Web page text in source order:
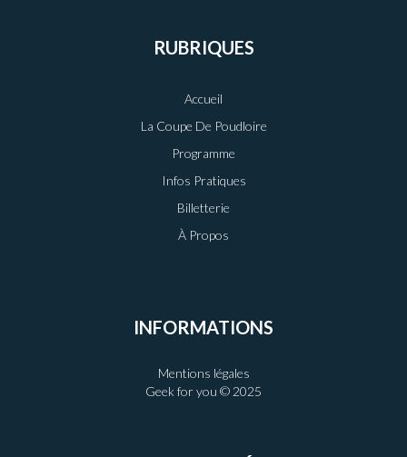
RUBRIQUES
Accueil
La Coupe De Poudloire
Programme
Infos Pratiques
Billetterie
À Propos
INFORMATIONS
Mentions légales
Geek for you © 2025